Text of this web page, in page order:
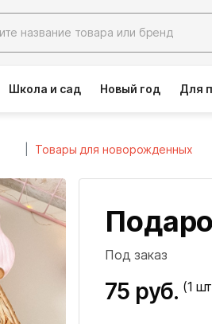
Школа и сад Новый год Для
Товары для новорожденных
Под заказ
75 руб. (1